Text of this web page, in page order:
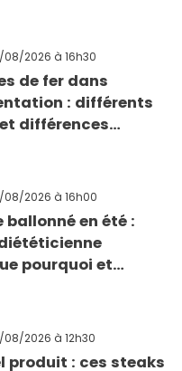
08/2026 à 16h30
de fer dans
: différents
différences
08/2026 à 16h00
ballonné en été :
pourquoi et
08/2026 à 12h30
produit : ces steaks